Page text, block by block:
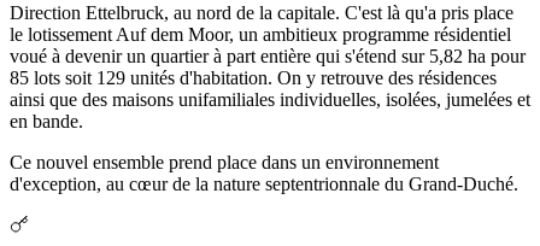
Direction Ettelbruck, au nord de la capitale. C'est là qu'a pris place
le lotissement Auf dem Moor, un ambitieux programme résidentiel
voué à devenir un quartier à part entière qui s'étend sur 5,82 ha pour
85 lots soit 129 unités d'habitation. On y retrouve des résidences
ainsi que des maisons unifamiliales individuelles, isolées, jumelées et
en bande.
Ce nouvel ensemble prend place dans un environnement
d'exception, au cœur de la nature septentrionnale du Grand-Duché.